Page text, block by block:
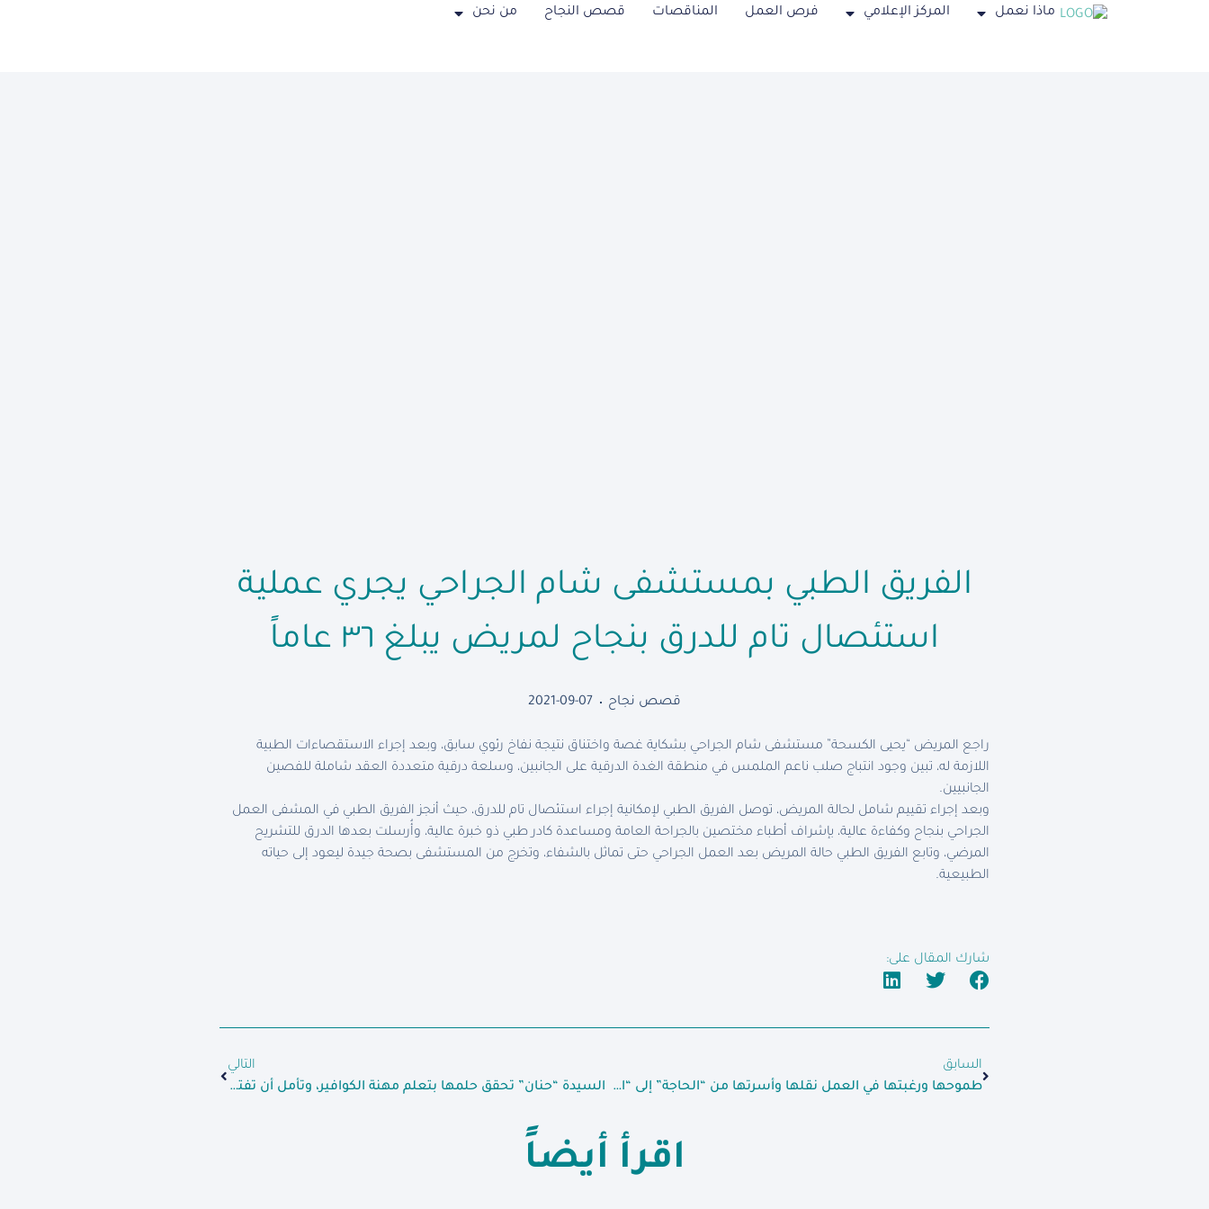
ماذا نعمل المركز الإعلامي فرص العمل المناقصات قصص النجاح من نحن
الفريق الطبي بمستشفى شام الجراحي يجري عملية
استئصال تام للدرق بنجاح لمريض يبلغ ٣٦ عاماً
قصص نجاح 2021-09-07
راجع المريض “يحيى الكسحة” مستشفى شام الجراحي بشكاية غصة واختناق نتيجة نفاخ رئوي سابق، وبعد إجراء الاستقصاءات الطبية
اللازمة له، تبين وجود انتباج صلب ناعم الملمس في منطقة الغدة الدرقية على الجانبين، وسلعة درقية متعددة العقد شاملة للفصين
الجانبيين.
وبعد إجراء تقييم شامل لحالة المريض، توصل الفريق الطبي لإمكانية إجراء استئصال تام للدرق، حيث أنجز الفريق الطبي في المشفى العمل
الجراحي بنجاح وكفاءة عالية، بإشراف أطباء مختصين بالجراحة العامة ومساعدة كادر طبي ذو خبرة عالية، وأُرسلت بعدها الدرق للتشريح
المرضي، وتابع الفريق الطبي حالة المريض بعد العمل الجراحي حتى تماثل بالشفاء، وتخرج من المستشفى بصحة جيدة ليعود إلى حياته
الطبيعية.
شارك المقال على:
السابق
طموحها ورغبتها في العمل نقلها وأسرتها من “الحاجة” إلى “الاكتفاء الذاتي”
التالي
السيدة “حنان” تحقق حلمها بتعلم مهنة الكوافير، وتأمل أن تفتتح مشروعها الخاص.
اقرأ أيضاً